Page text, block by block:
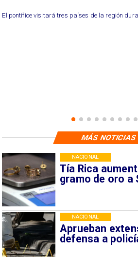
El pontífice visitará tres países de la región
Tía Rica
gramo de oro a
NACIONAL
Aprueban
defensa a
NACIONAL
MÁS NOTICIAS